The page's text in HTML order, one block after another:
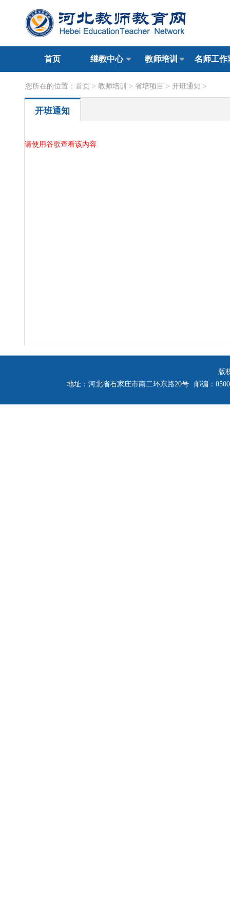
首页 继教中心 教师培训 名师工作
您所在的位置： 首页 > 教师培训 > 省培项目 > 开班通知 >
开班通知
请使用谷歌查看该内容
版
地址：河北省石家庄市南二环东路20号
邮编：